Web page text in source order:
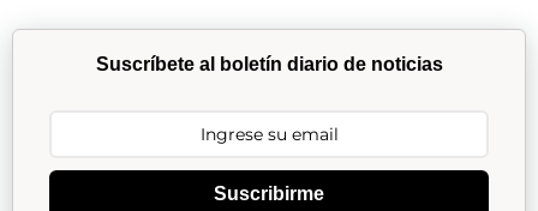
Suscríbete al boletín diario de noticias
Suscribirme